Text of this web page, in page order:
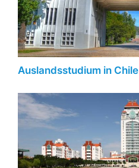
Auslandsstudium in Chile